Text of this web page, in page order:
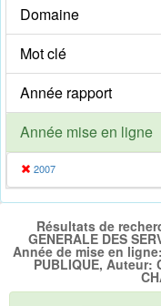
Domaine
Mot clé
Année rapport
Année mise en ligne
2007
Résultats de
GENERALE DES
Année de mise en
PUBLIQUE, Auteur: